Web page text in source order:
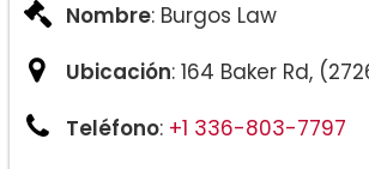
Nombre: Burgos Law
Ubicación: 164 Baker Rd,
Teléfono: +1 336-803-7797